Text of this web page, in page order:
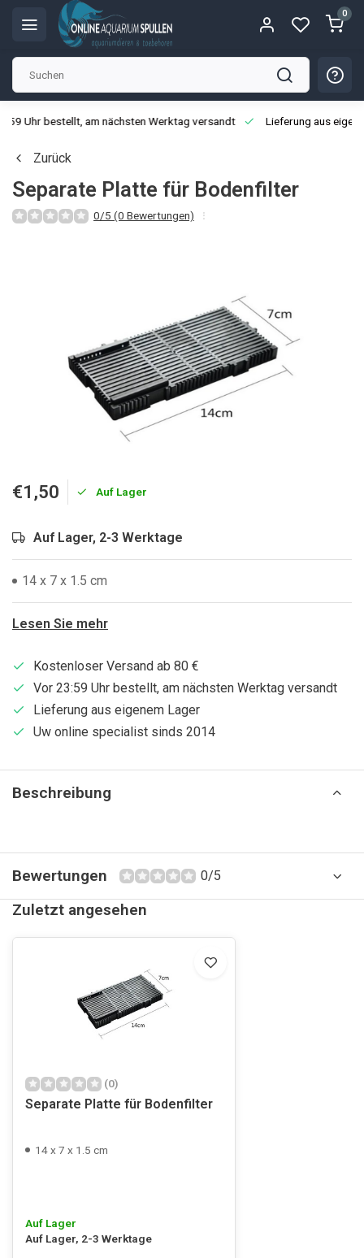
0
Uhr bestellt, am nächsten Werktag versandt Lieferung aus
Zurück
Separate Platte für Bodenfilter
0/5 (0 Bewertungen)
€1,50 Auf Lager
Auf Lager, 2-3 Werktage
14 x 7 x 1.5 cm
Lesen Sie mehr
Kostenloser Versand ab 80 €
Vor 23:59 Uhr bestellt, am nächsten Werktag versandt
Lieferung aus eigenem Lager
Uw online specialist sinds 2014
Beschreibung
Bewertungen 0/5
Zuletzt angesehen
(0)
Separate Platte für Bodenfilter
14 x 7 x 1.5 cm
Auf Lager
Auf Lager, 2-3 Werktage